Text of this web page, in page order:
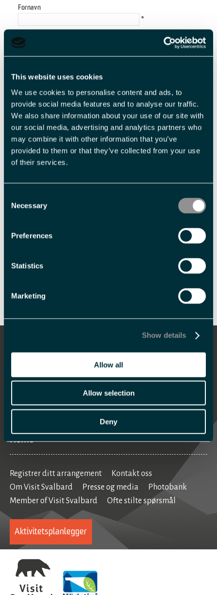
This website uses cookies
We use cookies to personalise content and ads, to
provide social media features and to analyse our traffic.
We also share information about your use of our site with
our social media, advertising and analytics partners who
may combine it with other information that you’ve
provided to them or that they’ve collected from your use
of their services.
Selection
Necessary
Preferences
Statistics
Marketing
Show details
Allow all
Allow selection
Deny
Fornavn
*
Etternavn
Forespørsel
*
Hva skjer
Home
Registrer ditt arrangement
Kontakt oss
Om Visit Svalbard
Presse og media
Photobank
Member of Visit Svalbard
Ofte stilte spørsmål
Aktivitetsplanlegger